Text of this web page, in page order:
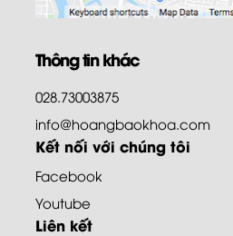
Thông tin khác
028.73003875
info@hoangbaokhoa.com
Kết nối với chúng tôi
Facebook
Youtube
Liên kết